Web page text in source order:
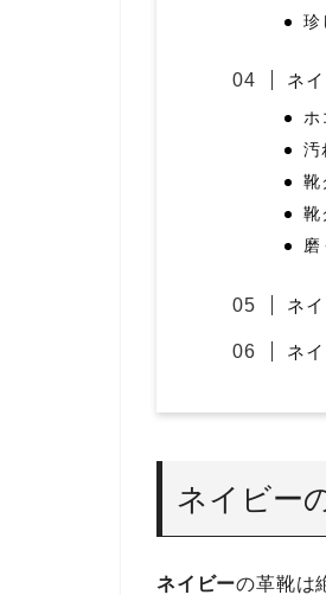
珍
ネ
ホ
汚
靴
靴
磨
ネ
ネ
ネイビー
ネイビーの革靴は